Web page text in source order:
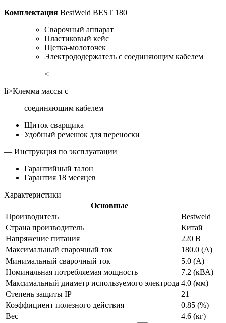
Комплектация BestWeld BEST 180
Cварочный аппарат
Пластиковый кейс
Щетка-молоточек
Электрододержатель с соединяющим кабелем
<
li>Клемма массы с
соединяющим кабелем
Щиток сварщика
Удобный ремешок для переноски
— Инструкция по эксплуатации
Гарантийный талон
Гарантия 18 месяцев
Характеристики
Основные
Производитель
Bestweld
Страна производитель
Китай
Напряжение питания
220 В
Максимальный сварочный ток
180.0 (А)
Минимальный сварочный ток
5.0 (А)
Номинальная потребляемая мощность
7.2 (кВА)
Максимальный диаметр используемого электрода 4.0 (мм)
Степень защиты IP
21
Коэффициент полезного действия
0.85 (%)
Вес
4.6 (кг)